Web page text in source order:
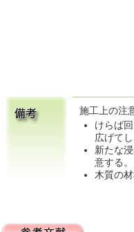
施工上の注
けらば
広げて
新たな
意する。
木質の